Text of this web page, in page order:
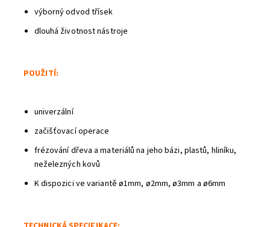
výborný odvod třísek
dlouhá životnost nástroje
POUŽITÍ:
univerzální
začišťovací operace
frézování dřeva a materiálů na jeho bázi, plastů, hliníku,
neželezných kovů
K dispozici ve variantě ø1mm, ø2mm, ø3mm a ø6mm